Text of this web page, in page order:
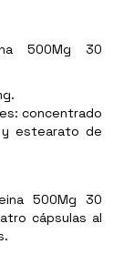
500Mg 30
concentrado
y estearato de
500Mg 30
cápsulas al